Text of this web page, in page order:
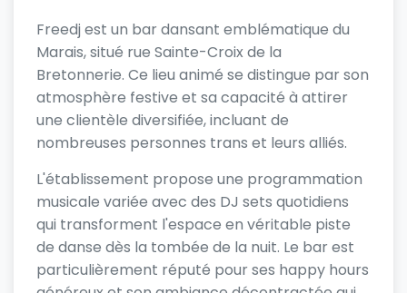
Freedj est un bar dansant emblématique du
Marais, situé rue Sainte-Croix de la
Bretonnerie. Ce lieu animé se distingue par son
atmosphère festive et sa capacité à attirer
une clientèle diversifiée, incluant de
nombreuses personnes trans et leurs alliés.
L'établissement propose une programmation
musicale variée avec des DJ sets quotidiens
qui transforment l'espace en véritable piste
de danse dès la tombée de la nuit. Le bar est
particulièrement réputé pour ses happy hours